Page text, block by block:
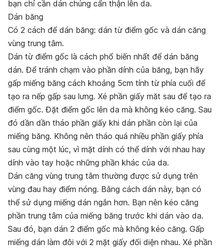
bạn chỉ cần dán chúng cẩn thận lên da.
Dán băng
Có 2 cách để dán băng: dán từ điểm gốc và dán căng
vùng trung tâm.
Dán từ điểm gốc là cách phổ biến nhất để dán băng
dán. Để tránh chạm vào phần dính của băng, bạn hãy
gấp miếng băng cách khoảng 5cm tính từ phía cuối để
tạo ra nếp gấp sau lưng. Xé phần giấy măt sau để tạo ra
điểm gốc. Đặt điểm gốc lên da mà không kéo căng. Sau
đó dần dần tháo phần giấy khi dán phần còn lại của
miếng băng. Không nên tháo quá nhiều phần giấy phía
sau cùng một lúc, vì mặt dính có thể dính với nhau hay
dính vào tay hoặc những phần khác của da.
Dán căng vùng trung tâm thường được sử dụng trên
vùng đau hay điểm nóng. Bằng cách dán này, bạn có
thể sử dụng miếng dán ngắn hơn. Bạn nên kéo căng
phần trung tâm của miếng băng trước khi dán vào da.
Sau đó, bạn dán 2 điểm gốc mà không kéo căng. Gấp
miếng dán làm đôi với 2 mặt giấy đối diện nhau. Xé phần